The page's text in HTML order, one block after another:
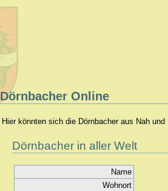
Dörnbacher Online
Hier könnten sich die Dörnbacher aus Nah
Dörnbacher in aller Welt
Name
Wohnort